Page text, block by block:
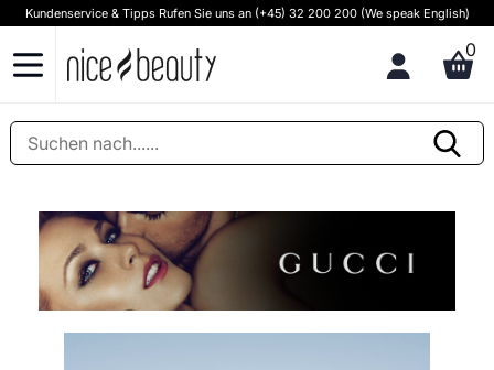
Kundenservice & Tipps Rufen Sie uns an (+45) 32 200 200 (We speak English)
0